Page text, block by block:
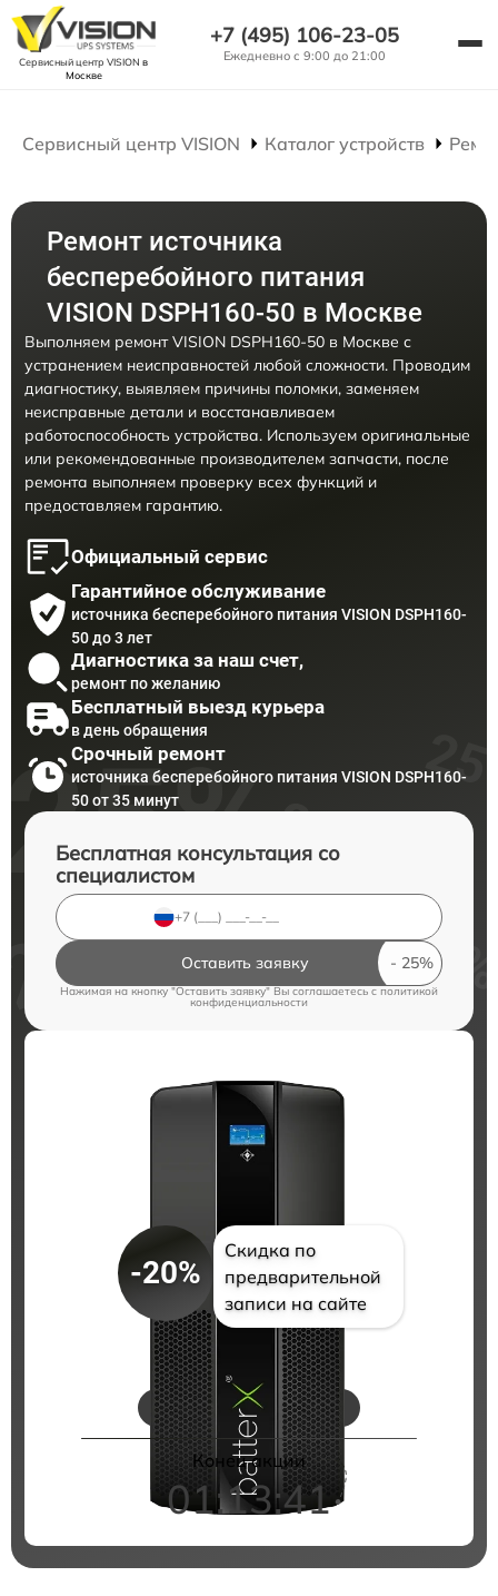
Сервисный центр VISION в
Москве
+7 (495) 106-23-05
Ежедневно с 9:00 до 21:00
Сервисный центр VISION Каталог устройств
Ремонт источника
бесперебойного питания
VISION DSPH160-50 в Москве
Выполняем ремонт VISION DSPH160-50 в Москве с
устранением неисправностей любой сложности. Проводим
диагностику, выявляем причины поломки, заменяем
неисправные детали и восстанавливаем
работоспособность устройства. Используем оригинальные
или рекомендованные производителем запчасти, после
ремонта выполняем проверку всех функций и
предоставляем гарантию.
Официальный сервис
Гарантийное обслуживание
источника бесперебойного питания VISION DSPH160-
50 до 3 лет
Диагностика за наш счет,
ремонт по желанию
Бесплатный выезд курьера
в день обращения
Срочный ремонт
источника бесперебойного питания VISION DSPH160-
50 от 35 минут
Бесплатная консультация со
специалистом
Оставить заявку
Нажимая на кнопку "Оставить заявку" Вы соглашаетесь cполитикой
конфиденциальности
-20%
Скидка по
предварительной
записи на сайте
Цены на ремонт
Конец акции
01:13:40